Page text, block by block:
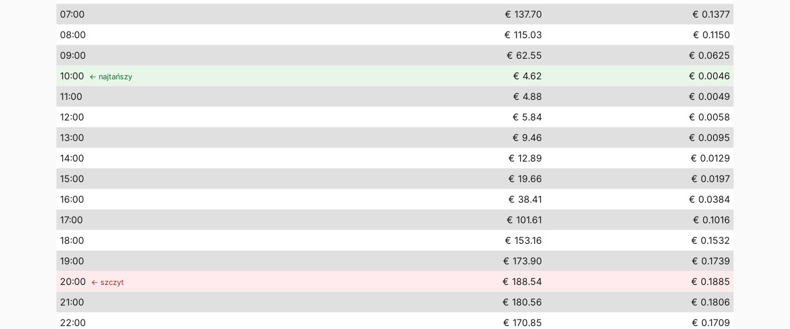
07:00 € 137.70
€ 0.1377
08:00 € 115.03
€ 0.1150
09:00 € 62.55
€ 0.0625
10:00 ← najtańszy € 4.62
€ 0.0046
11:00 € 4.88
€ 0.0049
12:00 € 5.84
€ 0.0058
13:00 € 9.46
€ 0.0095
14:00 € 12.89
€ 0.0129
15:00 € 19.66
€ 0.0197
16:00 € 38.41
€ 0.0384
17:00 € 101.61
€ 0.1016
18:00 € 153.16
€ 0.1532
19:00 € 173.90
€ 0.1739
20:00 ← szczyt € 188.54
€ 0.1885
21:00 € 180.56
€ 0.1806
22:00 € 170.85
€ 0.1709